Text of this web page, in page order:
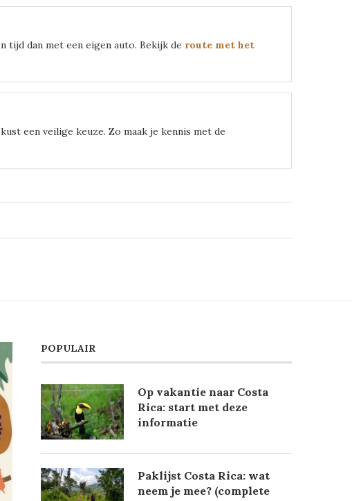
tijd dan met een eigen auto. Bekijk de route met het
een veilige keuze. Zo maak je kennis met de
POPULAIR
Op vakantie naar Costa
Rica: start met deze
informatie
Paklijst Costa Rica: wat
neem je mee? (complete